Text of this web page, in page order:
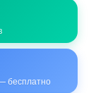
бесплатно